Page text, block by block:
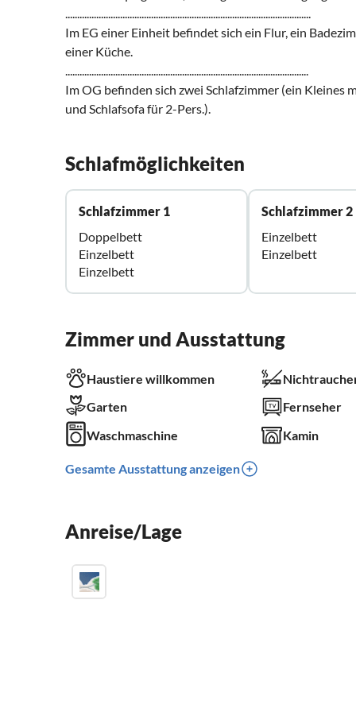
.......................................................................................................
Im EG einer Einheit befindet sich ein Flur, ein
einer Küche.
......................................................................................................
Im OG befinden sich zwei Schlafzimmer (ein
und Schlafsofa für 2-Pers.).
Schlafmöglichkeiten
Schlafzimmer 1
Doppelbett
Einzelbett
Einzelbett
Schlafzimmer 2
Einzelbett
Einzelbett
Zimmer und Ausstattung
Haustiere willkommen
Garten
Fernseher
Waschmaschine
Kamin
Gesamte Ausstattung anzeigen
Anreise/Lage